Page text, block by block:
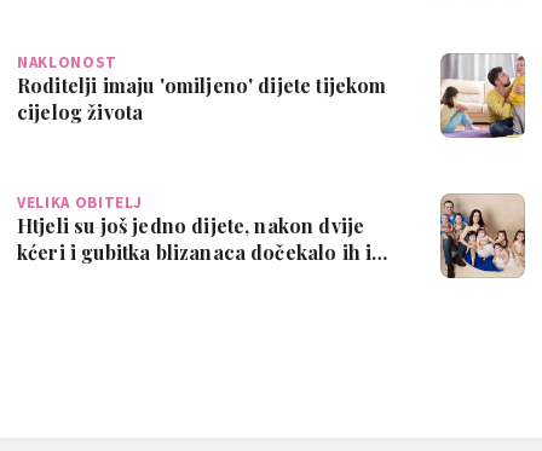
NAKLONOST
Roditelji imaju 'omiljeno' dijete tijekom
cijelog života
VELIKA OBITELJ
Htjeli su još jedno dijete, nakon dvije
kćeri i gubitka blizanaca dočekalo ih i…